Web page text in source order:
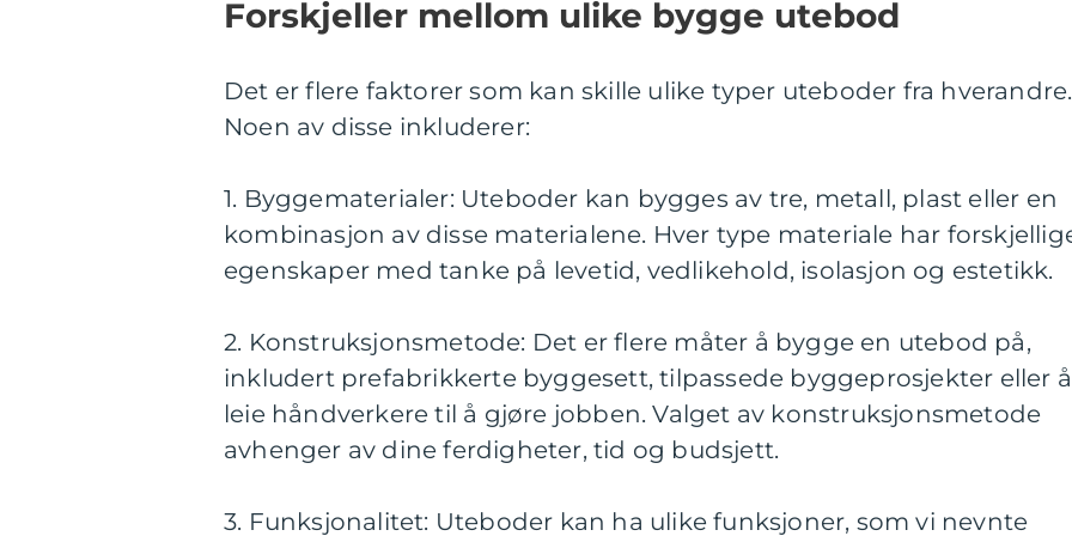
Forskjeller mellom ulike bygge utebod
Det er flere faktorer som kan skille ulike typer uteboder fra hverandre.
Noen av disse inkluderer:
1. Byggematerialer: Uteboder kan bygges av tre, metall, plast eller en
kombinasjon av disse materialene. Hver type materiale har
egenskaper med tanke på levetid, vedlikehold, isolasjon og estetikk.
2. Konstruksjonsmetode: Det er flere måter å bygge en utebod på,
inkludert prefabrikkerte byggesett, tilpassede byggeprosjekter eller å
leie håndverkere til å gjøre jobben. Valget av konstruksjonsmetode
avhenger av dine ferdigheter, tid og budsjett.
3. Funksjonalitet: Uteboder kan ha ulike funksjoner, som vi nevnte